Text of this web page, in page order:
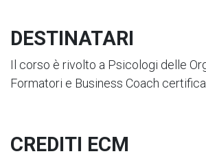
DESTINATARI
Il corso è rivolto a Psicologi delle
Formatori e Business Coach
CREDITI ECM